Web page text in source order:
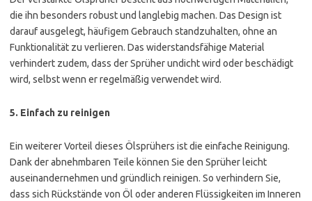
die ihn besonders robust und langlebig machen. Das Design ist
darauf ausgelegt, häufigem Gebrauch standzuhalten, ohne an
Funktionalität zu verlieren. Das widerstandsfähige Material
verhindert zudem, dass der Sprüher undicht wird oder beschädigt
wird, selbst wenn er regelmäßig verwendet wird.
5. Einfach zu reinigen
Ein weiterer Vorteil dieses Ölsprühers ist die einfache Reinigung.
Dank der abnehmbaren Teile können Sie den Sprüher leicht
auseinandernehmen und gründlich reinigen. So verhindern Sie,
dass sich Rückstände von Öl oder anderen Flüssigkeiten im Inneren